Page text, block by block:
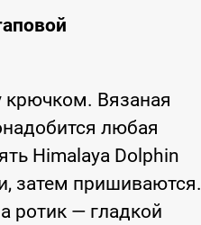
Вязаная
любая
Himalaya Dolphin
затем пришиваются.
ротик — гладкой